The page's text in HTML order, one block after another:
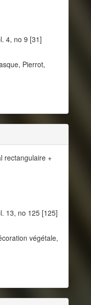
4, no 9 [31]
Pierrot,
rectangulaire +
13, no 125 [125]
végétale,